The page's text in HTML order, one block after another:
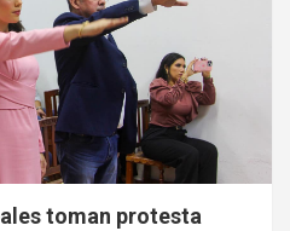
toman protesta